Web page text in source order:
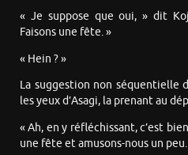
« Je suppose que oui, » dit
Faisons une fête. »
« Hein ? »
La suggestion non séquentielle
les yeux d’Asagi, la prenant au
« Ah, en y réfléchissant, c’est
une fête et amusons-nous un